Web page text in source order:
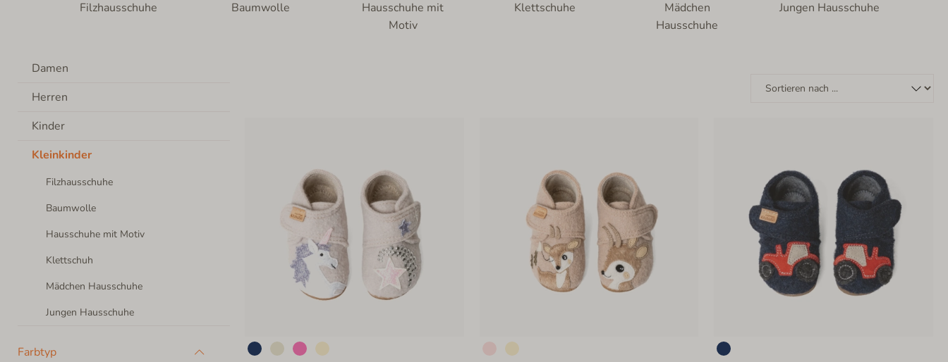
Filzhausschuhe Baumwolle
Hausschuhe mit
Motiv
Klettschuhe
Mädchen
Hausschuhe
Jungen Hausschuhe
Damen
Herren
Kinder
Kleinkinder
Filzhausschuhe
Baumwolle
Hausschuhe mit Motiv
Klettschuh
Mädchen Hausschuhe
Jungen Hausschuhe
Farbtyp